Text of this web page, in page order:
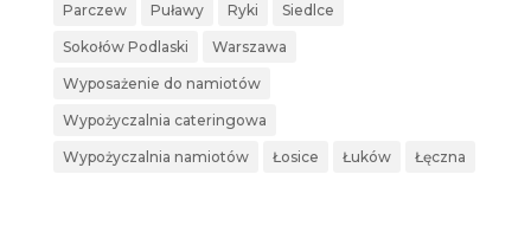
Parczew Puławy Ryki Siedlce
Sokołów Podlaski Warszawa
Wyposażenie do namiotów
Wypożyczalnia cateringowa
Wypożyczalnia namiotów Łosice Łuków Łęczna